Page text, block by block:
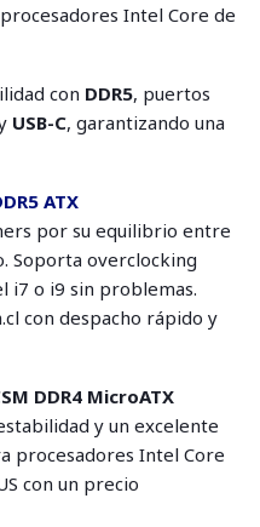
Intel Core de
con DDR5, puertos
USB-C, garantizando una
ATX
por su equilibrio entre
Soporta overclocking
i7 o i9 sin problemas.
con despacho rápido y
DDR4 MicroATX
y un excelente
procesadores Intel Core
con un precio